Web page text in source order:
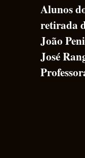
Alunos
retirada
João
José